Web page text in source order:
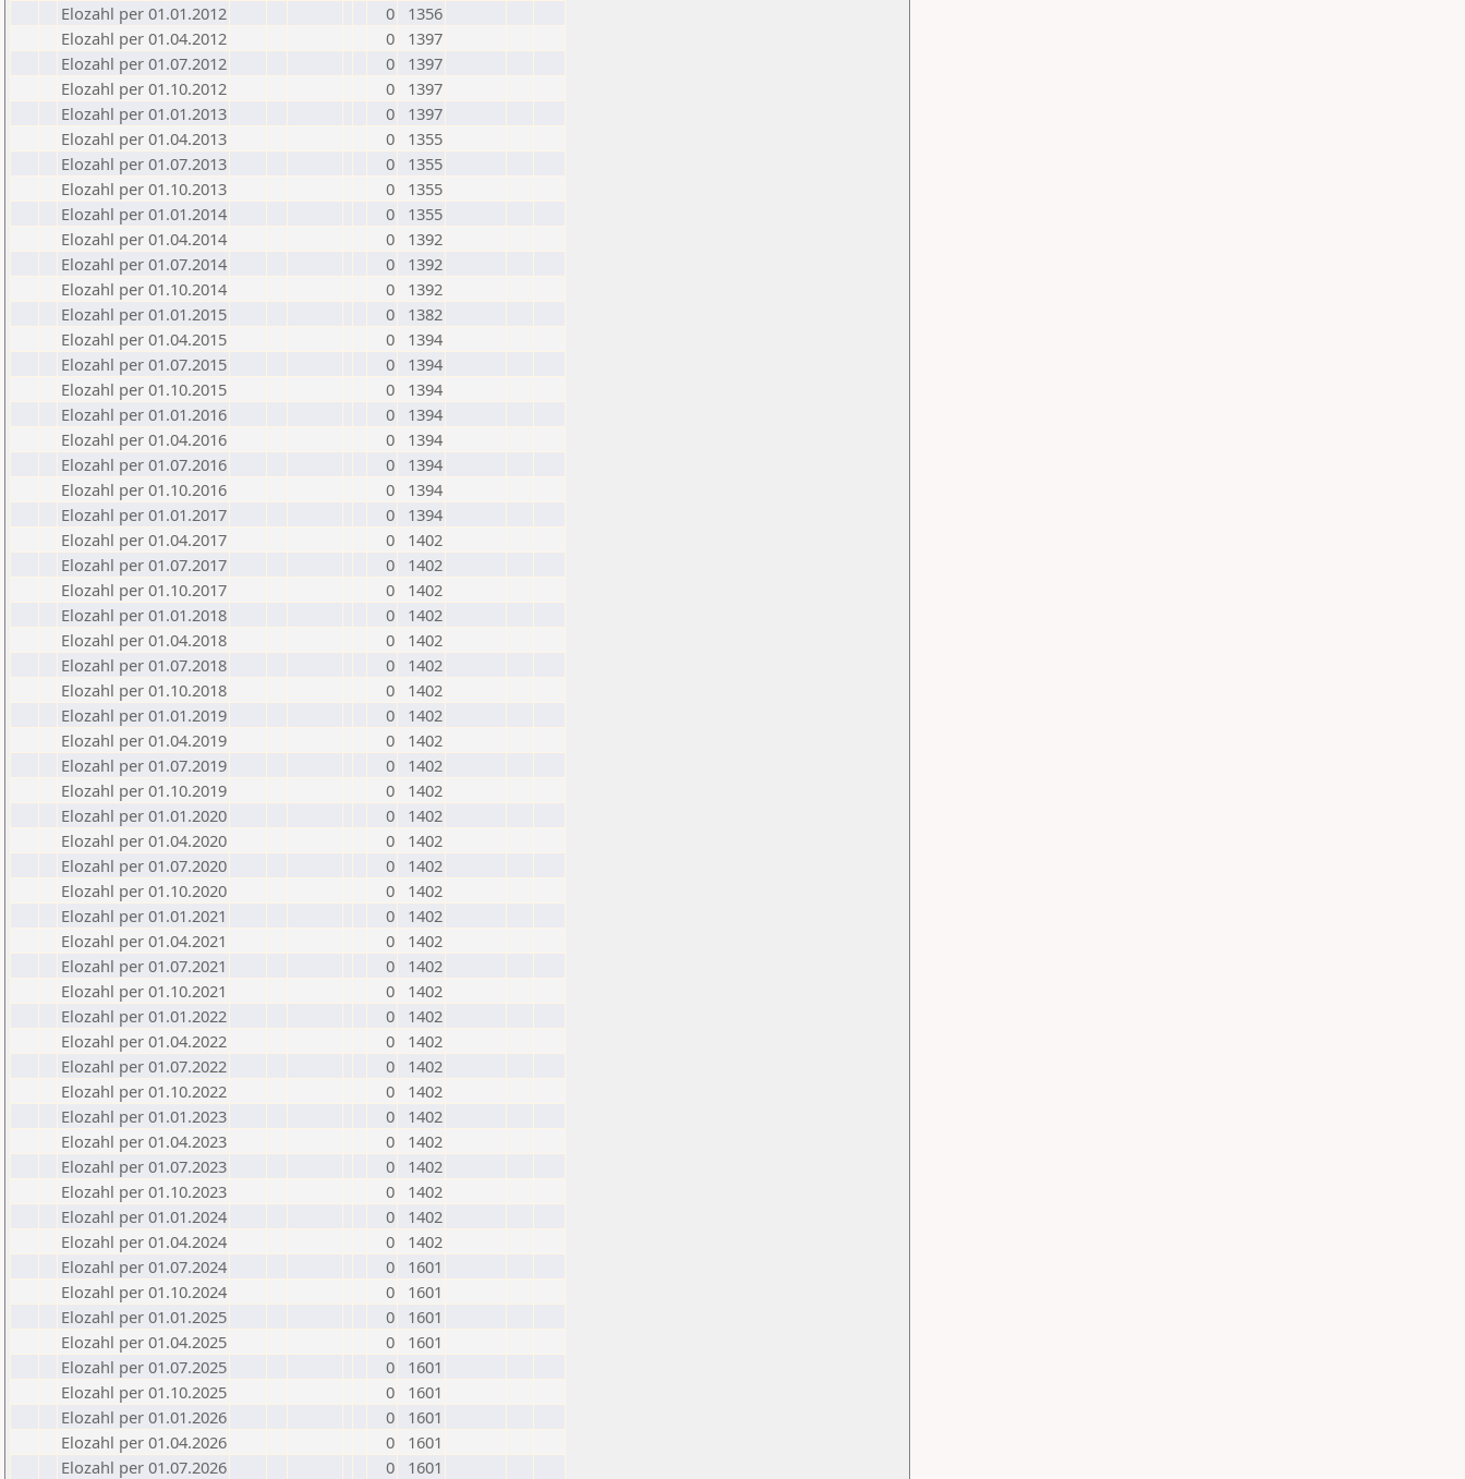
Elozahl per 01.01.2012
0
1356
Elozahl per 01.04.2012
0
1397
Elozahl per 01.07.2012
0
1397
Elozahl per 01.10.2012
0
1397
Elozahl per 01.01.2013
0
1397
Elozahl per 01.04.2013
0
1355
Elozahl per 01.07.2013
0
1355
Elozahl per 01.10.2013
0
1355
Elozahl per 01.01.2014
0
1355
Elozahl per 01.04.2014
0
1392
Elozahl per 01.07.2014
0
1392
Elozahl per 01.10.2014
0
1392
Elozahl per 01.01.2015
0
1382
Elozahl per 01.04.2015
0
1394
Elozahl per 01.07.2015
0
1394
Elozahl per 01.10.2015
0
1394
Elozahl per 01.01.2016
0
1394
Elozahl per 01.04.2016
0
1394
Elozahl per 01.07.2016
0
1394
Elozahl per 01.10.2016
0
1394
Elozahl per 01.01.2017
0
1394
Elozahl per 01.04.2017
0
1402
Elozahl per 01.07.2017
0
1402
Elozahl per 01.10.2017
0
1402
Elozahl per 01.01.2018
0
1402
Elozahl per 01.04.2018
0
1402
Elozahl per 01.07.2018
0
1402
Elozahl per 01.10.2018
0
1402
Elozahl per 01.01.2019
0
1402
Elozahl per 01.04.2019
0
1402
Elozahl per 01.07.2019
0
1402
Elozahl per 01.10.2019
0
1402
Elozahl per 01.01.2020
0
1402
Elozahl per 01.04.2020
0
1402
Elozahl per 01.07.2020
0
1402
Elozahl per 01.10.2020
0
1402
Elozahl per 01.01.2021
0
1402
Elozahl per 01.04.2021
0
1402
Elozahl per 01.07.2021
0
1402
Elozahl per 01.10.2021
0
1402
Elozahl per 01.01.2022
0
1402
Elozahl per 01.04.2022
0
1402
Elozahl per 01.07.2022
0
1402
Elozahl per 01.10.2022
0
1402
Elozahl per 01.01.2023
0
1402
Elozahl per 01.04.2023
0
1402
Elozahl per 01.07.2023
0
1402
Elozahl per 01.10.2023
0
1402
Elozahl per 01.01.2024
0
1402
Elozahl per 01.04.2024
0
1402
Elozahl per 01.07.2024
0
1601
Elozahl per 01.10.2024
0
1601
Elozahl per 01.01.2025
0
1601
Elozahl per 01.04.2025
0
1601
Elozahl per 01.07.2025
0
1601
Elozahl per 01.10.2025
0
1601
Elozahl per 01.01.2026
0
1601
Elozahl per 01.04.2026
0
1601
Elozahl per 01.07.2026
0 1601